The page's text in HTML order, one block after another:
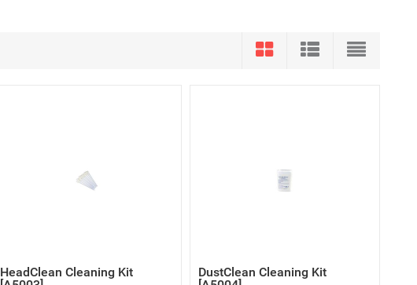
HeadClean Cleaning Kit
DustClean Cleaning Kit